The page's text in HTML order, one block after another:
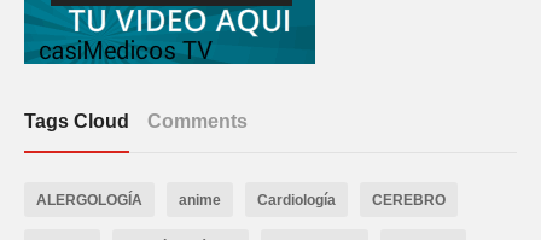
Tags Cloud Comments
ALERGOLOGÍA anime Cardiología CEREBRO